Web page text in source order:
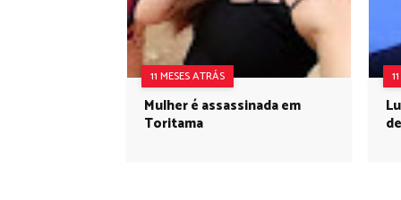
11 MESES ATRÁS
Mulher é assassinada em
Toritama